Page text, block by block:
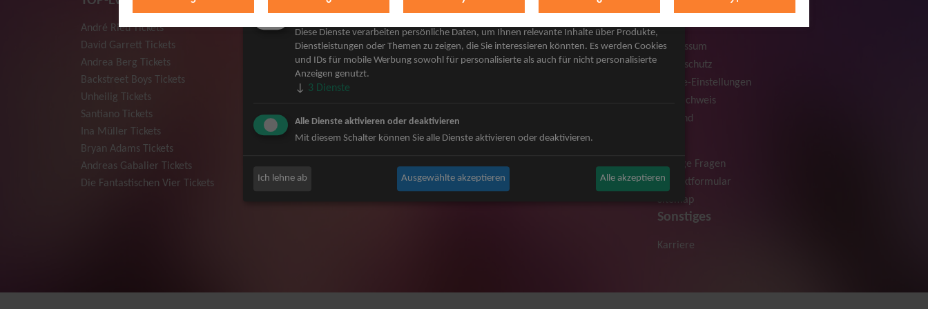
André Rieu Tickets
David Garrett Tickets
Andrea Berg Tickets
Backstreet Boys Tickets
Unheilig Tickets
Santiano Tickets
Ina Müller Tickets
Bryan Adams Tickets
Andreas Gabalier Tickets
Die Fantastischen Vier Tickets
Herbert Grönemeyer Tickets
Deep Purple Tickets
Howard Carpendale Tickets
Jan Delay & Disko No.1 Tickets
Bob Dylan Tickets
Mark Forster Tickets
Niedeckens BAP Tickets
Judas Priest Tickets
The BossHoss Tickets
Silbermond Tickets
Simple Plan Tickets
Beatrice Egli Tickets
Roland Kaiser Tickets
AGB
Impressum
Datenschutz
Cookie-Einstellungen
Bildnachweis
Versand
Häufige Fragen
Kontaktformular
Sitemap
Sonstiges
Karriere
Marketing
Diese Dienste verarbeiten persönliche Daten, um Ihnen relevante Inhalte über Produkte,
Dienstleistungen oder Themen zu zeigen, die Sie interessieren könnten. Es werden Cookies
und IDs für mobile Werbung sowohl für personalisierte als auch für nicht personalisierte
Anzeigen genutzt.
↓ 3 Dienste
Alle Dienste aktivieren oder deaktivieren
Mit diesem Schalter können Sie alle Dienste aktivieren oder deaktivieren.
Ich lehne ab Ausgewählte akzeptieren Alle akzeptieren